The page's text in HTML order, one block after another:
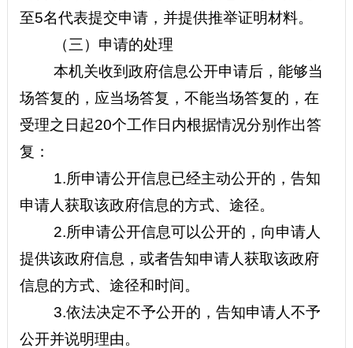
至5名代表提交申请，并提供推举证明材料。
（三）申请的处理
本机关收到政府信息公开申请后，能够当
场答复的，应当场答复，不能当场答复的，在
受理之日起20个工作日内根据情况分别作出答
复：
1.所申请公开信息已经主动公开的，告知
申请人获取该政府信息的方式、途径。
2.所申请公开信息可以公开的，向申请人
提供该政府信息，或者告知申请人获取该政府
信息的方式、途径和时间。
3.依法决定不予公开的，告知申请人不予
公开并说明理由。